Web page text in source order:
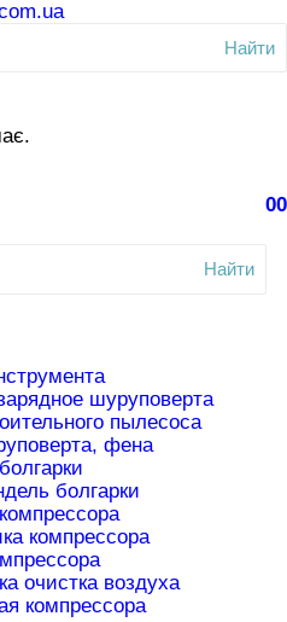
Найти
00
Найти
шуруповерта
пылесоса
фена
болгарки
компрессора
очистка воздуха
компрессора